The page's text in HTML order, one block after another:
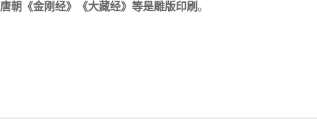
唐朝《金刚经》《大藏经》等是雕版印刷 。